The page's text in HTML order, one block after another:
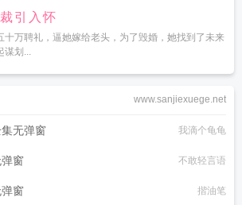
引入怀
十万聘礼，逼她嫁给老头，为了毁婚，她找到了未来
谋划...
www.sanjiexuege.net
无弹窗 我滴个龟龟
窗 不敢轻言语
窗 揩油笔